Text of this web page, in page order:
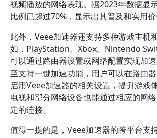
视频播放的网络表现。据2023年数据显
比例已超过70%，显示出其普及和实用价
此外，Veee加速器还支持多种游戏主机
如，PlayStation、Xbox、Nintendo
可以通过路由器设置或网络配置实现加
至支持一键加速功能，用户可以在路由
启用Veee加速器的相关设置，提升游戏
电视和部分网络设备也能通过相应的网
定的连接。
值得一提的是，Veee加速器的跨平台支